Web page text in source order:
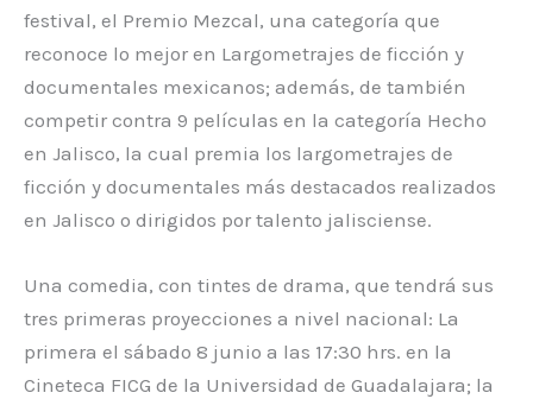
festival, el Premio Mezcal, una categoría que
reconoce lo mejor en Largometrajes de ficción y
documentales mexicanos; además, de también
competir contra 9 películas en la categoría Hecho
en Jalisco, la cual premia los largometrajes de
ficción y documentales más destacados realizados
en Jalisco o dirigidos por talento jalisciense.
Una comedia, con tintes de drama, que tendrá sus
tres primeras proyecciones a nivel nacional: La
primera el sábado 8 junio a las 17:30 hrs. en la
Cineteca FICG de la Universidad de Guadalajara; la